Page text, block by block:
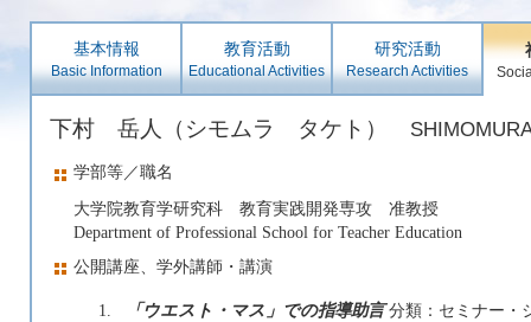
基本情報
Basic Information
教育活動
Educational Activities
研究活動
Research Activities
下村 岳人（シモムラ タケト）
学部等／職名
大学院教育学研究科 教育実践開発専攻 准教授
Department of Professional School for Teacher Education
公開講座、学外講師・講演
1. 「ウエスト・マス」での指導助言分類：セミナー・